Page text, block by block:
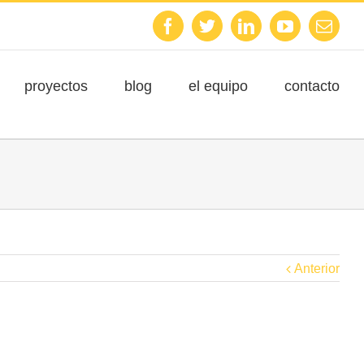
FacebookTwitterLinkedinYoutube
proyectos blog el equipo contacto
Anterior